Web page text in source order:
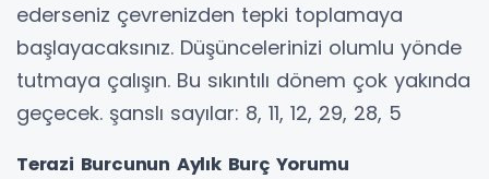
ederseniz çevrenizden tepki toplamaya
başlayacaksınız. Düşüncelerinizi olumlu yönde
tutmaya çalışın. Bu sıkıntılı dönem çok yakında
geçecek. şanslı sayılar: 8, 11, 12, 29, 28, 5
Terazi Burcunun Aylık Burç Yorumu